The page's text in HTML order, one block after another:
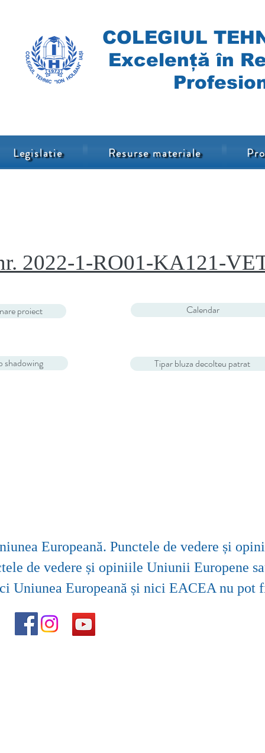
COLEGIUL
Excelență în
Legislatie Resurse materiale
2022-1-RO01-KA121-
proiect Calendar
shadowing Tipar bluza decolteu patrat
Europeană. Punctele de vedere și
de vedere și opiniile Uniunii Europene
Uniunea Europeană și nici EACEA nu pot